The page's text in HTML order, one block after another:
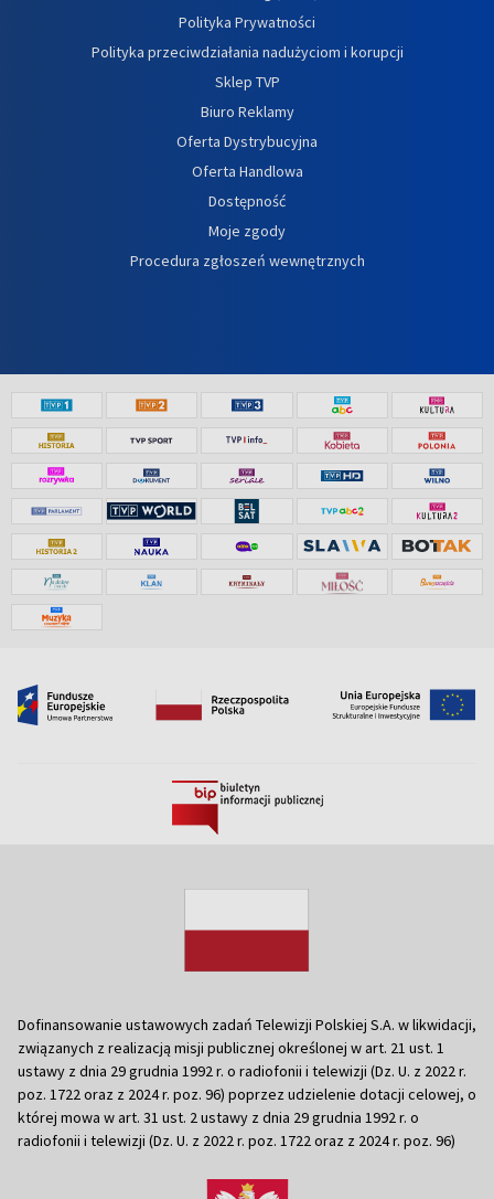
Polityka Prywatności
Polityka przeciwdziałania nadużyciom i korupcji
Sklep TVP
Biuro Reklamy
Oferta Dystrybucyjna
Oferta Handlowa
Dostępność
Moje zgody
Procedura zgłoszeń wewnętrznych
Dofinansowanie ustawowych zadań Telewizji Polskiej S.A. w likwidacji,
związanych z realizacją misji publicznej określonej w art. 21 ust. 1
ustawy z dnia 29 grudnia 1992 r. o radiofonii i telewizji (Dz. U. z 2022 r.
poz. 1722 oraz z 2024 r. poz. 96) poprzez udzielenie dotacji celowej, o
której mowa w art. 31 ust. 2 ustawy z dnia 29 grudnia 1992 r. o
radiofonii i telewizji (Dz. U. z 2022 r. poz. 1722 oraz z 2024 r. poz. 96)